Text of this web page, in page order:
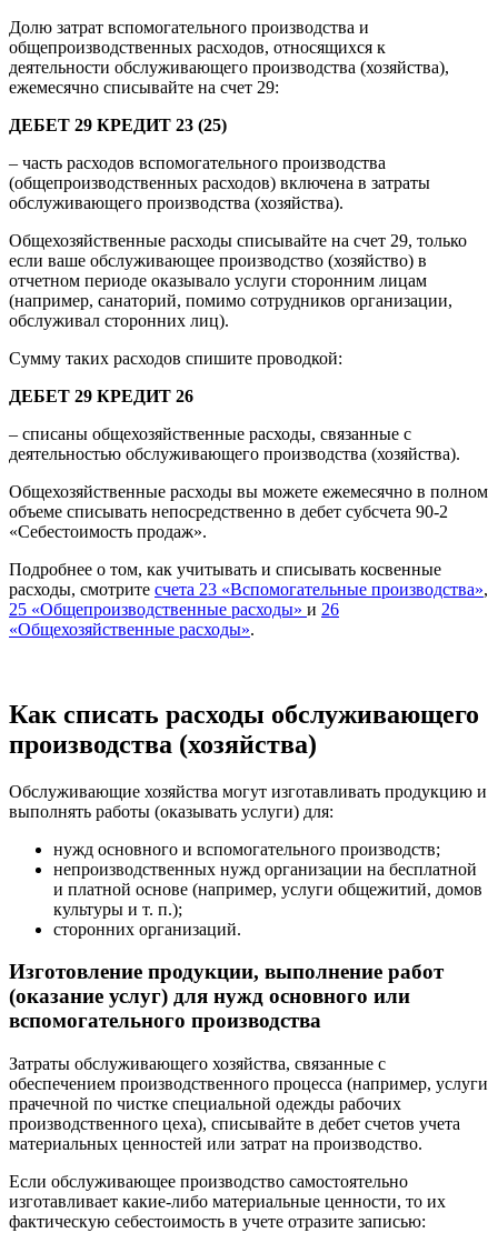
Долю затрат вспомогательного производства и
общепроизводственных расходов, относящихся к
деятельности обслуживающего производства (хозяйства),
ежемесячно списывайте на счет 29:
ДЕБЕТ 29 КРЕДИТ 23 (25)
– часть расходов вспомогательного производства
(общепроизводственных расходов) включена в затраты
обслуживающего производства (хозяйства).
Общехозяйственные расходы списывайте на счет 29, только
если ваше обслуживающее производство (хозяйство) в
отчетном периоде оказывало услуги сторонним лицам
(например, санаторий, помимо сотрудников организации,
обслуживал сторонних лиц).
Сумму таких расходов спишите проводкой:
ДЕБЕТ 29 КРЕДИТ 26
– списаны общехозяйственные расходы, связанные с
деятельностью обслуживающего производства (хозяйства).
Общехозяйственные расходы вы можете ежемесячно в полном
объеме списывать непосредственно в дебет субсчета 90-2
«Себестоимость продаж».
Подробнее о том, как учитывать и списывать косвенные
расходы, смотрите счета 23 «Вспомогательные производства»,
25 «Общепроизводственные расходы» и 26
«Общехозяйственные расходы».
Как списать расходы обслуживающего
производства (хозяйства)
Обслуживающие хозяйства могут изготавливать продукцию и
выполнять работы (оказывать услуги) для:
нужд основного и вспомогательного производств;
непроизводственных нужд организации на бесплатной
и платной основе (например, услуги общежитий, домов
культуры и т. п.);
сторонних организаций.
Изготовление продукции, выполнение работ
(оказание услуг) для нужд основного или
вспомогательного производства
Затраты обслуживающего хозяйства, связанные с
обеспечением производственного процесса (например, услуги
прачечной по чистке специальной одежды рабочих
производственного цеха), списывайте в дебет счетов учета
материальных ценностей или затрат на производство.
Если обслуживающее производство самостоятельно
изготавливает какие-либо материальные ценности, то их
фактическую себестоимость в учете отразите записью: